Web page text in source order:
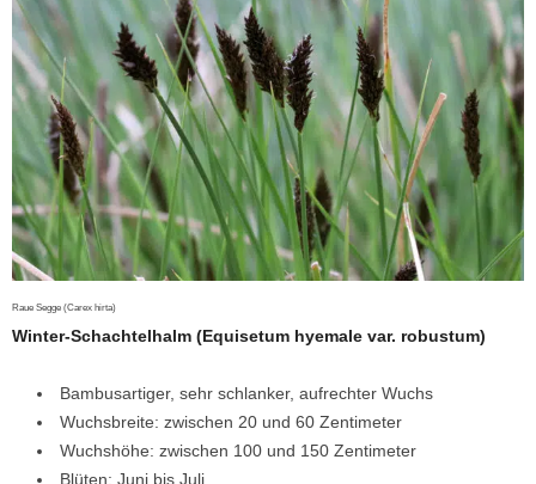
Raue Segge (Carex hirta)
Winter-Schachtelhalm (Equisetum hyemale var. robustum)
Bambusartiger, sehr schlanker, aufrechter Wuchs
Wuchsbreite: zwischen 20 und 60 Zentimeter
Wuchshöhe: zwischen 100 und 150 Zentimeter
Blüten: Juni bis Juli